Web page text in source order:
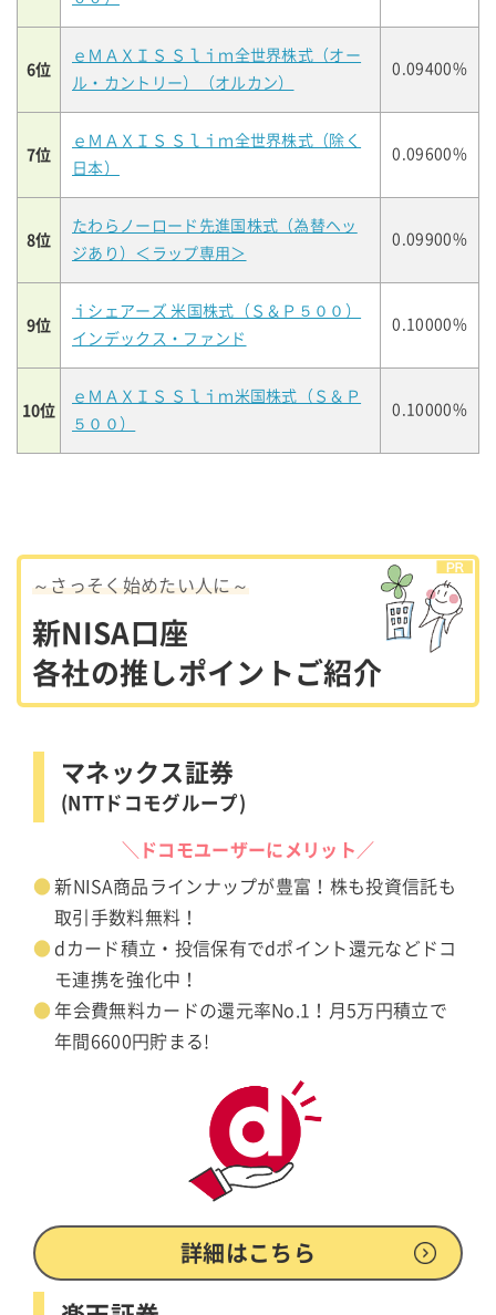
6位
ｅＭＡＸＩＳ Ｓｌｉｍ全世界株式（オー
ル・カントリー）（オルカン）
0.09400%
7位
ｅＭＡＸＩＳ Ｓｌｉｍ全世界株式（除く
日本）
0.09600%
8位
たわらノーロード先進国株式（為替ヘッ
ジあり）＜ラップ専用＞
0.09900%
9位
ｉシェアーズ 米国株式（Ｓ＆Ｐ５００）
インデックス・ファンド
0.10000%
10位
ｅＭＡＸＩＳ Ｓｌｉｍ米国株式（Ｓ＆Ｐ
５００）
0.10000%
～さっそく始めたい人に～
新NISA口座
各社の推しポイントご紹介
マネックス証券
(NTTドコモグループ)
＼ドコモユーザーにメリット／
新NISA商品ラインナップが豊富！株も投資信託も
取引手数料無料！
dカード積立・投信保有でdポイント還元などドコ
モ連携を強化中！
年会費無料カードの還元率No.1！月5万円積立で
年間6600円貯まる!
詳細はこちら